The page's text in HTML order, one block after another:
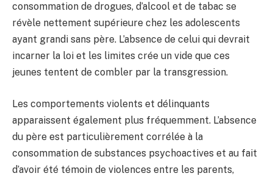
consommation de drogues, d’alcool et de tabac se
révèle nettement supérieure chez les adolescents
ayant grandi sans père. L’absence de celui qui devrait
incarner la loi et les limites crée un vide que ces
jeunes tentent de combler par la transgression.
Les comportements violents et délinquants
apparaissent également plus fréquemment. L’absence
du père est particulièrement corrélée à la
consommation de substances psychoactives et au fait
d’avoir été témoin de violences entre les parents,